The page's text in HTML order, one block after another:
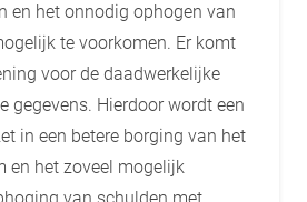
en het onnodig ophogen van
te voorkomen. Er komt
voor de daadwerkelijke
gegevens. Hierdoor wordt een
in een betere borging van het
en het zoveel mogelijk